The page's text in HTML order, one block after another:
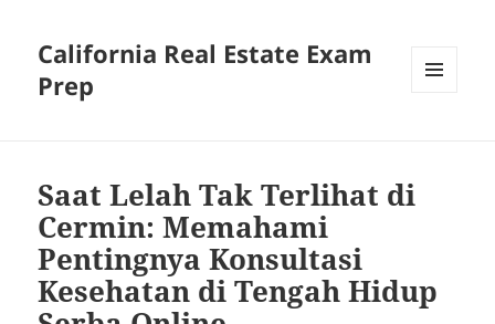
California Real Estate Exam
Prep
Saat Lelah Tak Terlihat di
Cermin: Memahami
Pentingnya Konsultasi
Kesehatan di Tengah Hidup